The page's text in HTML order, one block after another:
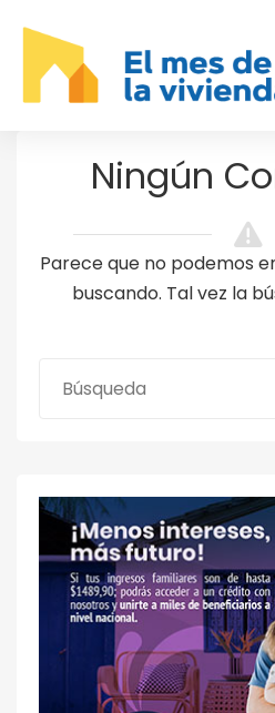
Ningún
Parece que no podemos
buscando. Tal vez la